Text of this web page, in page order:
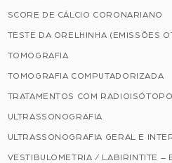
SCORE DE CÁLCIO CORONARIANO
TESTE DA ORELHINHA (EMISSÕES
TOMOGRAFIA
TOMOGRAFIA COMPUTADORIZADA
TRATAMENTOS COM
ULTRASSONOGRAFIA
ULTRASSONOGRAFIA GERAL E
VESTIBULOMETRIA / LABIRINTITE –